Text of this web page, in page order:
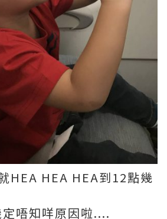
HEA HEA HEA到12點幾
唔知咩原因啦....